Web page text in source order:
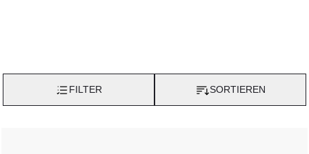
FILTER SORTIEREN